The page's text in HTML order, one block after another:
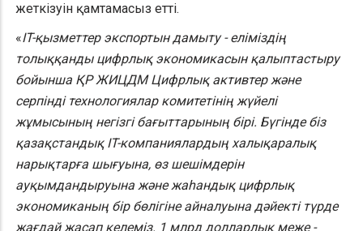
жеткізуін қамтамасыз етті.
«IT-қызметтер экспортын дамыту - еліміздің
толыққанды цифрлық экономикасын қалыптастыру
бойынша ҚР ЖИЦДМ Цифрлық активтер және
серпінді технологиялар комитетінің жүйелі
жұмысының негізгі бағыттарының бірі. Бүгінде біз
қазақстандық IT-компаниялардың халықаралық
нарықтарға шығуына, өз шешімдерін
ауқымдандыруына және жаһандық цифрлық
экономиканың бір бөлігіне айналуына дәйекті түрде
жағдай жасап келеміз. 1 млрд долларлық меже -